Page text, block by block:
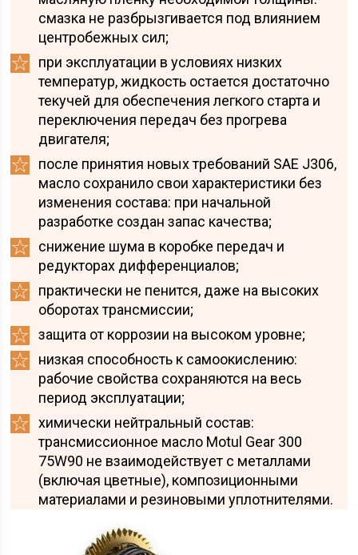
смазка не разбрызгивается под влиянием
центробежных сил;
при эксплуатации в условиях низких
температур, жидкость остается достаточно
текучей для обеспечения легкого старта и
переключения передач без прогрева
двигателя;
после принятия новых требований SAE J306,
масло сохранило свои характеристики без
изменения состава: при начальной
разработке создан запас качества;
снижение шума в коробке передач и
редукторах дифференциалов;
практически не пенится, даже на высоких
оборотах трансмиссии;
защита от коррозии на высоком уровне;
низкая способность к самоокислению:
рабочие свойства сохраняются на весь
период эксплуатации;
химически нейтральный состав:
трансмиссионное масло Motul Gear 300
75W90 не взаимодействует с металлами
(включая цветные), композиционными
материалами и резиновыми уплотнителями.